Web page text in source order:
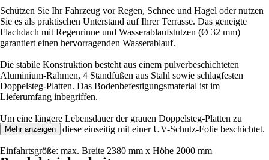
Schützen Sie Ihr Fahrzeug vor Regen, Schnee und Hagel oder nutzen
Sie es als praktischen Unterstand auf Ihrer Terrasse. Das geneigte
Flachdach mit Regenrinne und Wasserablaufstutzen (Ø 32 mm)
garantiert einen hervorragenden Wasserablauf.
Die stabile Konstruktion besteht aus einem pulverbeschichteten
Aluminium-Rahmen, 4 Standfüßen aus Stahl sowie schlagfesten
Doppelsteg-Platten. Das Bodenbefestigungsmaterial ist im
Lieferumfang inbegriffen.
Um eine längere Lebensdauer der grauen Doppelsteg-Platten zu
garantieren sind diese einseitig mit einer UV-Schutz-Folie beschichtet.
Einfahrtsgröße: max. Breite 2380 mm x Höhe 2000 mm
Mehr anzeigen